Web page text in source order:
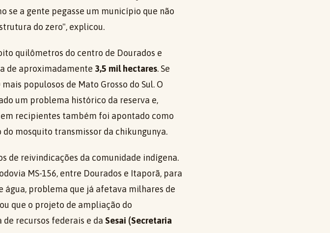
se a gente pegasse um município que não
do zero", explicou.
quilômetros do centro de Dourados e
de aproximadamente 3,5 mil hectares. Se
populosos de Mato Grosso do Sul. O
um problema histórico da reserva e,
recipientes também foi apontado como
mosquito transmissor da chikungunya.
de reivindicações da comunidade indígena.
MS-156, entre Dourados e Itaporã, para
problema que já afetava milhares de
que o projeto de ampliação do
recursos federais e da Sesai (Secretaria